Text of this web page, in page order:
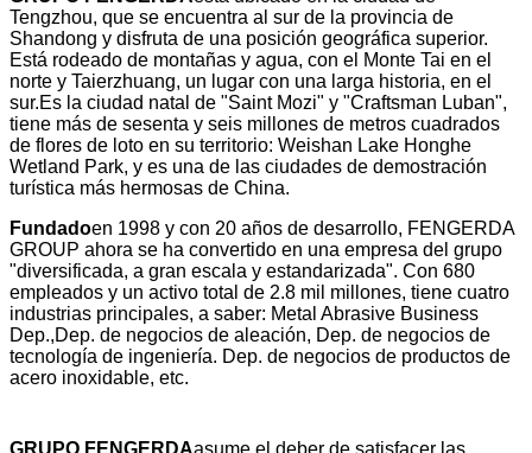
Tengzhou, que se encuentra al sur de la provincia de
Shandong y disfruta de una posición geográfica superior.
Está rodeado de montañas y agua, con el Monte Tai en el
norte y Taierzhuang, un lugar con una larga historia, en el
sur.Es la ciudad natal de "Saint Mozi" y "Craftsman Luban",
tiene más de sesenta y seis millones de metros cuadrados
de flores de loto en su territorio: Weishan Lake Honghe
Wetland Park, y es una de las ciudades de demostración
turística más hermosas de China.
Fundadoen 1998 y con 20 años de desarrollo, FENGERDA
GROUP ahora se ha convertido en una empresa del grupo
"diversificada, a gran escala y estandarizada". Con 680
empleados y un activo total de 2.8 mil millones, tiene cuatro
industrias principales, a saber: Metal Abrasive Business
Dep.,Dep. de negocios de aleación, Dep. de negocios de
tecnología de ingeniería. Dep. de negocios de productos de
acero inoxidable, etc.
GRUPO FENGERDAasume el deber de satisfacer las